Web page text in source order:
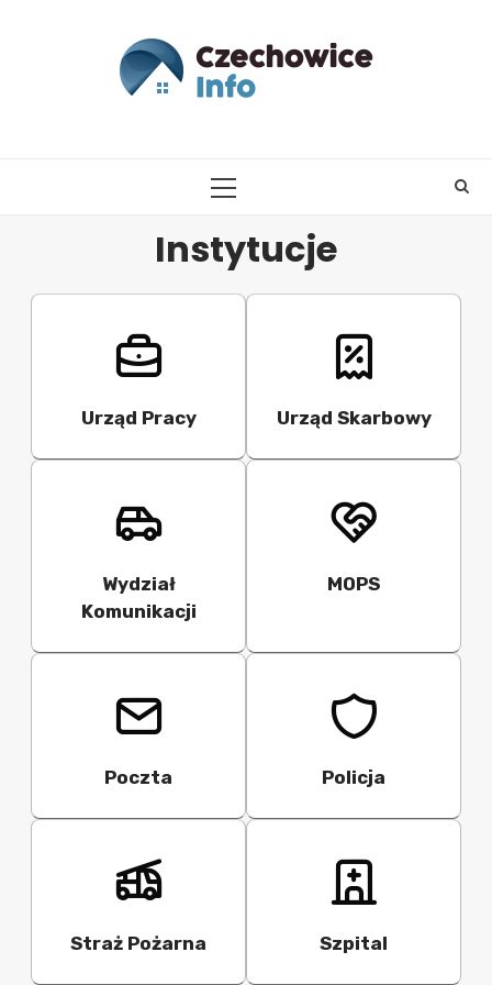
PRIMARY
Instytucje
Urząd Pracy Urząd Skarbowy
Wydział
Komunikacji
MOPS
Poczta Policja
Straż Pożarna Szpital